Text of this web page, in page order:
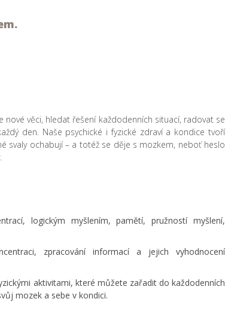
věci, hledat řešení každodenních situací, radovat se
den. Naše psychické i fyzické zdraví a kondice tvoří
svaly ochabují – a totéž se děje s mozkem, neboť heslo
logickým myšlením, pamětí, pružností myšlení,
zpracování informací a jejich vyhodnocení
aktivitami, které můžete zařadit do každodenních
mozek a sebe v kondici.